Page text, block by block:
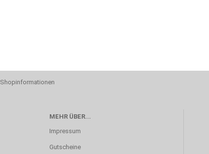
Shopinformationen
MEHR ÜBER...
Impressum
Gutscheine